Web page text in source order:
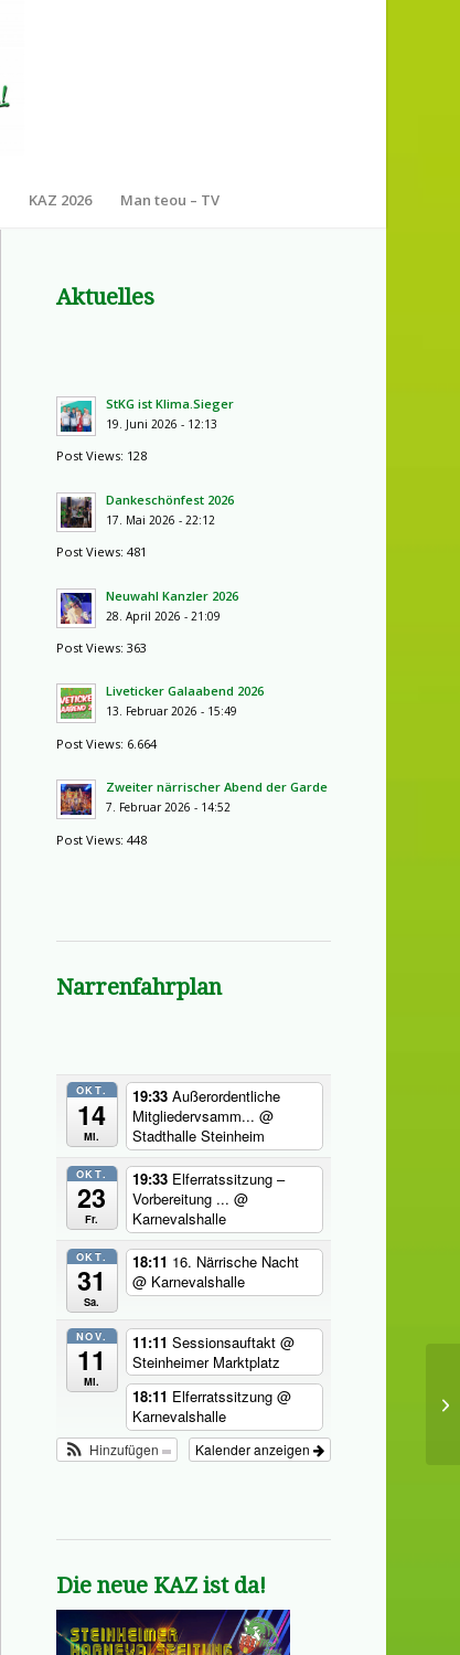
KAZ 2026 Man teou – TV
Aktuelles
StKG ist Klima.Sieger
19. Juni 2026 - 12:13
Post Views: 128
Dankeschönfest 2026
17. Mai 2026 - 22:12
Post Views: 481
Neuwahl Kanzler 2026
28. April 2026 - 21:09
Post Views: 363
Liveticker Galaabend 2026
13. Februar 2026 - 15:49
Post Views: 6.664
Zweiter närrischer Abend der Garde
7. Februar 2026 - 14:52
Post Views: 448
Narrenfahrplan
OKT.
14
Mi.
19:33 Außerordentliche
Mitgliedervsamm... @
Stadthalle Steinheim
OKT.
23
Fr.
19:33 Elferratssitzung –
Vorbereitung ... @
Karnevalshalle
OKT.
31
Sa.
18:11 16. Närrische Nacht
@ Karnevalshalle
NOV.
11
Mi.
11:11 Sessionsauftakt @
Steinheimer Marktplatz
18:11 Elferratssitzung @
Karnevalshalle
Kalender anzeigen
Hinzufügen
Die neue KAZ ist da!